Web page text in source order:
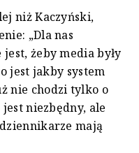
niż Kaczyński,
„Dla nas
żeby media były
jest jakby system
nie chodzi tylko o
niezbędny, ale
mają